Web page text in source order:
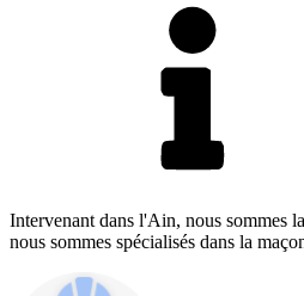
Intervenant dans l'Ain, nous sommes
nous sommes spécialisés dans la